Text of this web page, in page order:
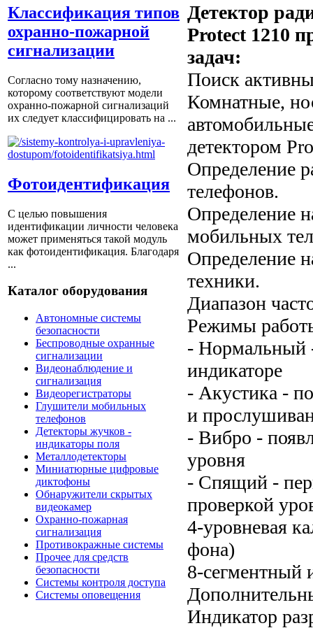
Классификация типов
охранно-пожарной
сигнализации
Согласно тому назначению,
которому соответствуют модели
охранно-пожарной сигнализаций
их следует классифицировать на ...
Фотоидентификация
С целью повышения
идентификации личности человека
может применяться такой модуль
как фотоидентификация. Благодаря
...
Каталог оборудования
Автономные системы
безопасности
Беспроводные охранные
сигнализации
Видеонаблюдение и
сигнализация
Видеорегистраторы
Глушители мобильных
телефонов
Детекторы жучков -
индикаторы поля
Металлодетекторы
Миниатюрные цифровые
диктофоны
Обнаружители скрытых
видеокамер
Охранно-пожарная
сигнализация
Противокражные системы
Прочее для средств
безопасности
Системы контроля доступа
Системы оповещения
Детектор
Protect 1210
задач:
Поиск
Комнатные,
детектором
Определение
телефонов.
Определение
мобильных
Определение
техники.
Диапазон
Режимы
- Нормальный
индикаторе
- Акустика -
и
- Вибро -
уровня
- Спящий -
проверкой
4-уровневая
фона)
8-сегментный
Индикатор